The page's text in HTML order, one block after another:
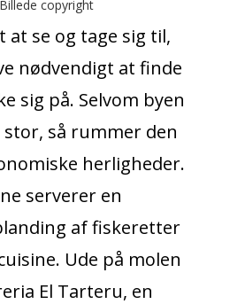
Billede copyright
at se og tage sig til,
nødvendigt at finde
sig på. Selvom byen
så rummer den
herligheder.
serverer en
af fiskeretter
Ude på molen
El Tarteru, en